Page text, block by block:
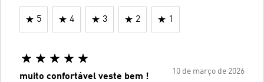
5 4 3 2 1
10 de março de 2026
muito confortável veste bem !